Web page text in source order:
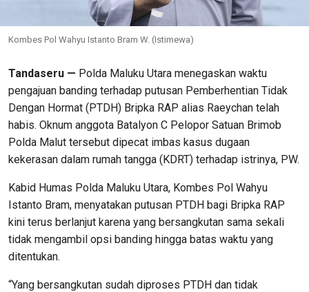
Kombes Pol Wahyu Istanto Bram W. (Istimewa)
Tandaseru — Polda Maluku Utara menegaskan waktu
pengajuan banding terhadap putusan Pemberhentian Tidak
Dengan Hormat (PTDH) Bripka RAP alias Raeychan telah
habis. Oknum anggota Batalyon C Pelopor Satuan Brimob
Polda Malut tersebut dipecat imbas kasus dugaan
kekerasan dalam rumah tangga (KDRT) terhadap istrinya, PW.
Kabid Humas Polda Maluku Utara, Kombes Pol Wahyu
Istanto Bram, menyatakan putusan PTDH bagi Bripka RAP
kini terus berlanjut karena yang bersangkutan sama sekali
tidak mengambil opsi banding hingga batas waktu yang
ditentukan.
“Yang bersangkutan sudah diproses PTDH dan tidak